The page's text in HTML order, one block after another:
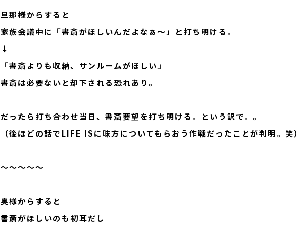
TOP
ABOUT
SERVICE
施工フロー
各サービス紹介
旦那様からすると
家族会議中に「書斎がほしいんだよなぁ～」と打ち明ける。
↓
「書斎よりも収納、サンルームがほしい」
書斎は必要ないと却下される恐れあり。
だったら打ち合わせ当日、書斎要望を打ち明ける。という訳で。。
（後ほどの話でLIFE ISに味方についてもらおう作戦だったことが判明。笑）
～～～～～
奥様からすると
書斎がほしいのも初耳だし